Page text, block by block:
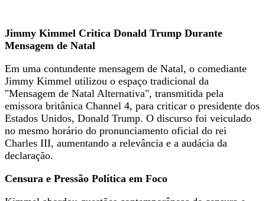
Jimmy Kimmel Critica Donald Trump Durante
Mensagem de Natal
Em uma contundente mensagem de Natal, o comediante
Jimmy Kimmel utilizou o espaço tradicional da
"Mensagem de Natal Alternativa", transmitida pela
emissora britânica Channel 4, para criticar o presidente dos
Estados Unidos, Donald Trump. O discurso foi veiculado
no mesmo horário do pronunciamento oficial do rei
Charles III, aumentando a relevância e a audácia da
declaração.
Censura e Pressão Política em Foco